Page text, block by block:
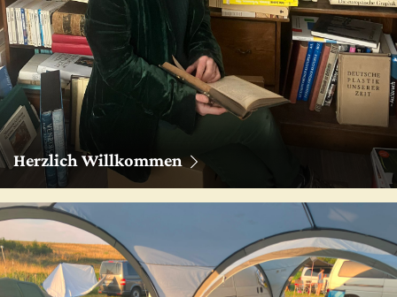
Herzlich Willkommen